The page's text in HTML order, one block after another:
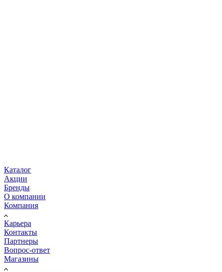
Каталог
Акции
Бренды
О компании
Компания
Карьера
Контакты
Партнеры
Вопрос-ответ
Магазины